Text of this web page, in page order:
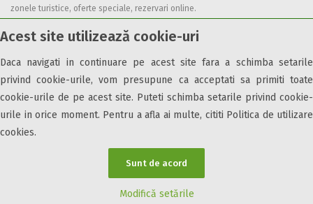
Acest site utilizează cookie-uri
Daca navigati in continuare pe acest site fara a schimba setarile
privind cookie-urile, vom presupune ca acceptati sa primiti toate
cookie-urile de pe acest site. Puteti schimba setarile privind cookie-
urile in orice moment. Pentru a afla ai multe, cititi Politica de utilizare
cookies.
Sunt de acord
Modifică setările
zonele turistice, oferte speciale, rezervari online.
condițiile de utilizare.
Informații utile Parteneri Cazare7